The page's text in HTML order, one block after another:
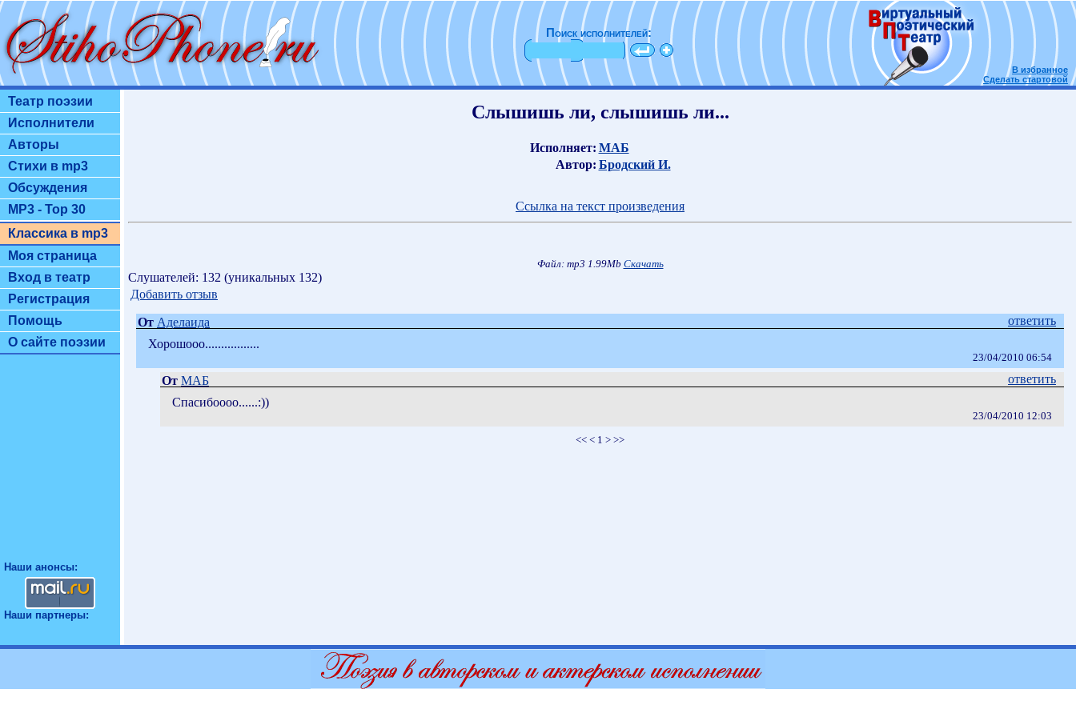
Поиск исполнителей:
В избранное
Сделать стартовой
Театр поэзии
Исполнители
Авторы
Стихи в mp3
Обсуждения
MP3 - Top 30
Классика в mp3
Моя страница
Вход в театр
Регистрация
Помощь
О сайте поэзии
Наши анонсы:
Наши партнеры:
Слышишь ли, слышишь ли...
Исполняет: МАБ
Автор: Бродский И.
Ссылка на текст произведения
Файл: mp3 1.99Mb Скачать
Слушателей: 132 (уникальных 132)
Добавить отзыв
От Аделаида
ответить
Хорошооо.................
23/04/2010 06:54
От МАБ
ответить
Спасибоооо......:))
23/04/2010 12:03
<< < 1 > >>